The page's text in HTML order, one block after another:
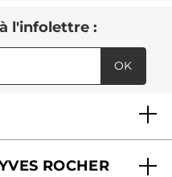
à l'infolettre :
OK
ROCHER